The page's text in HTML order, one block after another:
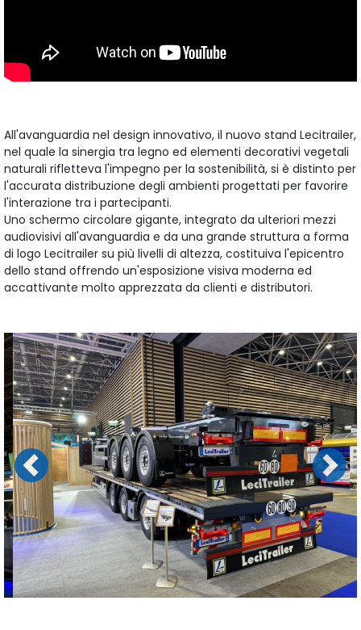
All'avanguardia nel design innovativo, il nuovo stand Lecitrailer,
nel quale la sinergia tra legno ed elementi decorativi vegetali
naturali rifletteva l'impegno per la sostenibilità, si è distinto per
l'accurata distribuzione degli ambienti progettati per favorire
l'interazione tra i partecipanti.
Uno schermo circolare gigante, integrato da ulteriori mezzi
audiovisivi all'avanguardia e da una grande struttura a forma
di logo Lecitrailer su più livelli di altezza, costituiva l'epicentro
dello stand offrendo un'esposizione visiva moderna ed
accattivante molto apprezzata da clienti e distributori.
Previous Next